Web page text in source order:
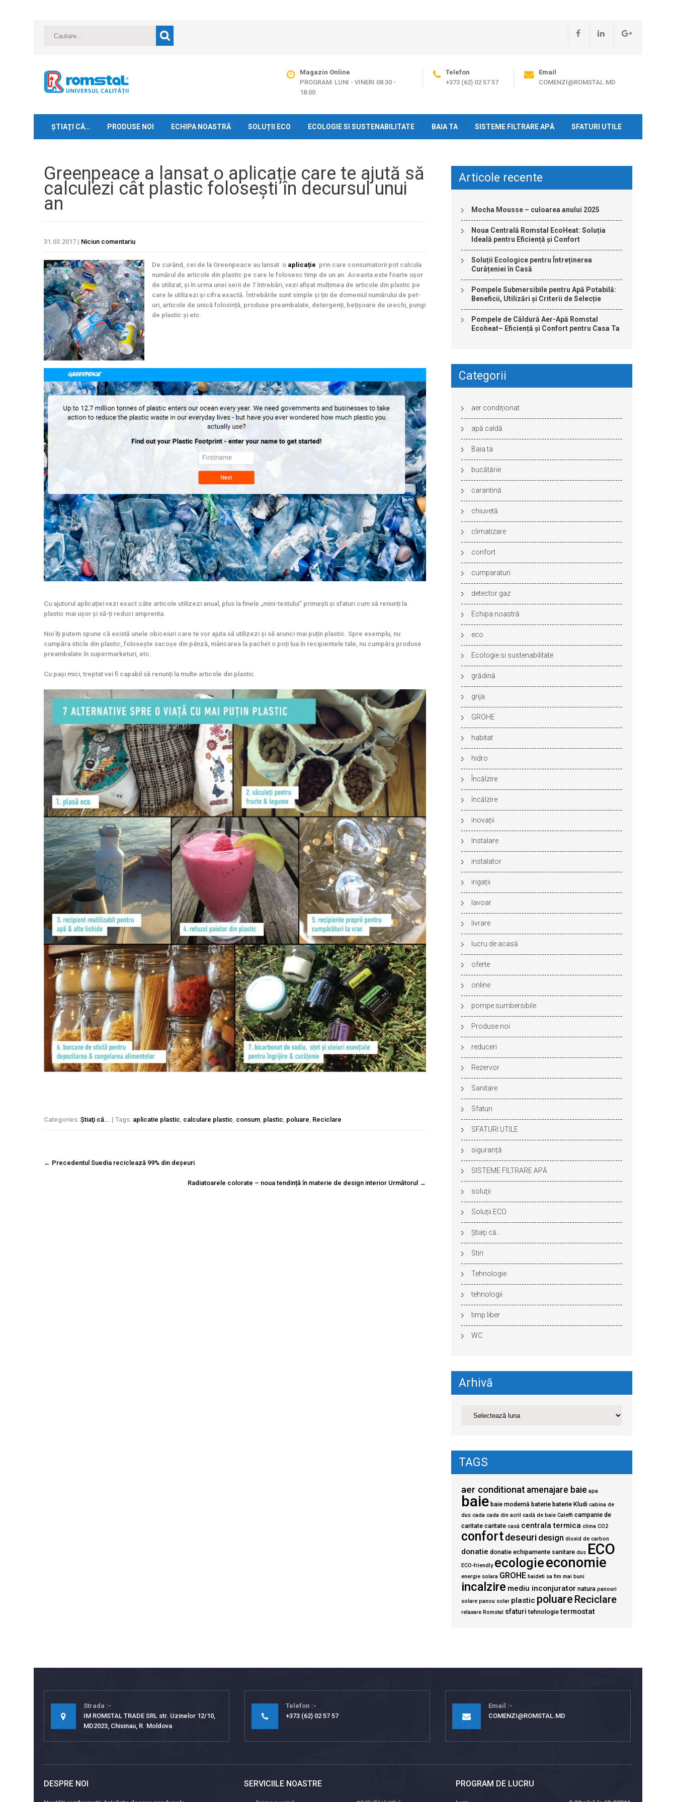
Magazin Online
PROGRAM: LUNI - VINERI 08:30 -
18:00
Telefon
+373 (62) 02 57 57
Email
COMENZI@ROMSTAL.MD
ŞTIAŢI CĂ… PRODUSE NOI ECHIPA NOASTRĂ SOLUȚII ECO ECOLOGIE SI SUSTENABILITATE BAIA TA SISTEME FILTRARE APĂ SFATURI UTILE
Greenpeace a lansat o aplicație care te ajută să
calculezi cât plastic folosești în decursul unui
an
31.03.2017 | Niciun comentariu
De curând, cei de la Greenpeace au lansat o aplicație prin care consumatorii pot calcula
numărul de articole din plastic pe care le folosesc timp de un an. Aceasta este foarte ușor
de utilizat, și în urma unei serii de 7 întrebări, vezi afișat mulțimea de articole din plastic pe
care le utilizezi și cifra exactă. Întrebările sunt simple și țin de domeniul numărului de pet-
uri, articole de unică folosință, produse preambalate, detergenți, bețișoare de urechi, pungi
de plastic și etc.
Cu ajutorul aplicației vezi exact câte articole utilizezi anual, plus la finele „mini-testului” primești și sfaturi cum să renunți la
plastic mai ușor și să-ți reduci amprenta.
Noi îți putem spune că există unele obiceiuri care te vor ajuta să utilizezi și să arunci mai puțin plastic. Spre exemplu, nu
cumpăra sticle din plastic, folosește sacoșe din pânză, mâncarea la pachet o poți lua în recipientele tale, nu cumpăra produse
preambalate în supermarketuri, etc.
Cu pași mici, treptat vei fi capabil să renunți la multe articole din plastic.
Categories: Ştiaţi că... | Tags: aplicatie plastic, calculare plastic, consum, plastic, poluare, Reciclare
Navigare
← Precedentul Suedia reciclează 99% din deșeuri
Radiatoarele colorate – noua tendință în materie de design interior Următorul →
Articole recente
Mocha Mousse – culoarea anului 2025
Noua Centrală Romstal EcoHeat: Soluția
Ideală pentru Eficiență și Confort
Soluții Ecologice pentru Întreținerea
Curățeniei în Casă
Pompele Submersibile pentru Apă Potabilă:
Beneficii, Utilizări și Criterii de Selecție
Pompele de Căldură Aer-Apă Romstal
Ecoheat– Eficiență și Confort pentru Casa Ta
Categorii
aer condiționat
apă caldă
Baia ta
bucătărie
carantină
chiuvetă
climatizare
confort
cumparaturi
detector gaz
Echipa noastră
eco
Ecologie si sustenabilitate
grădină
grija
GROHE
habitat
hidro
Încălzire
încălzire
inovații
Instalare
instalator
irigații
lavoar
livrare
lucru de acasă
oferte
online
pompe sumbersibile
Produse noi
reduceri
Rezervor
Sanitare
Sfaturi
SFATURI UTILE
siguranță
SISTEME FILTRARE APĂ
soluții
Soluții ECO
Ştiaţi că…
Stiri
Tehnologie
tehnologii
timp liber
WC
Arhivă
TAGS
aer conditionat amenajare baie apa
baie baie modernă baterie baterie Kludi cabina de
dus cada cada din acril cadă de baie Caleffi campanie de
caritate caritate casă centrala termica clima CO2
confortdeseuri design dioxid de carbon
donatie donatie echipamente sanitare dus ECO
ECO-friendly ecologieeconomie
energie solara GROHE haideti sa fim mai buni
incalzire mediu inconjurator natura panouri
solare panou solar plastic poluare Reciclare
relaxare Romstal sfaturi tehnologie termostat
Strada
IM ROMSTAL TRADE SRL str. Uzinelor 12/10,
MD2023, Chisinau, R. Moldova
Telefon
+373 (62) 02 57 57
Email
COMENZI@ROMSTAL.MD
DESPRE NOI SERVICIILE NOASTRE PROGRAM DE LUCRU